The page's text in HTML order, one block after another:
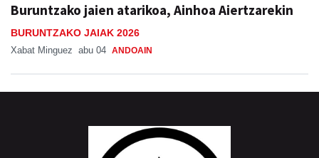
Buruntzako jaien atarikoa, Ainhoa Aiertzarekin
BURUNTZAKO JAIAK 2026
Xabat Minguez abu 04 ANDOAIN